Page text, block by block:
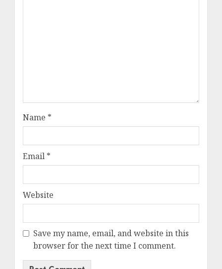
Name *
Email *
Website
Save my name, email, and website in this
browser for the next time I comment.